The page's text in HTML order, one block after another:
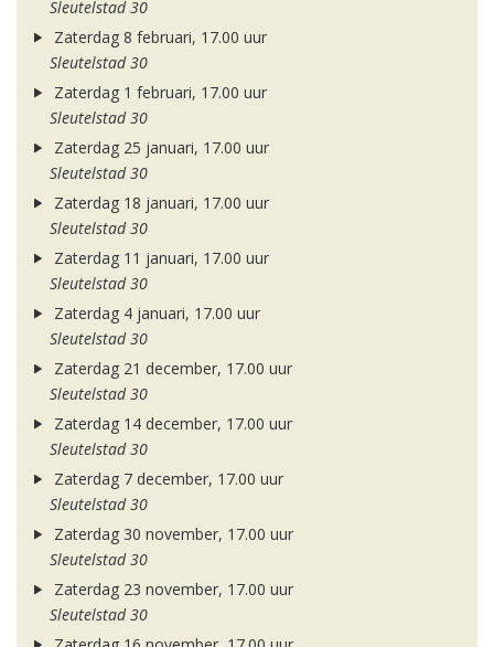
Sleutelstad 30
Zaterdag 8 februari, 17.00 uur
Sleutelstad 30
Zaterdag 1 februari, 17.00 uur
Sleutelstad 30
Zaterdag 25 januari, 17.00 uur
Sleutelstad 30
Zaterdag 18 januari, 17.00 uur
Sleutelstad 30
Zaterdag 11 januari, 17.00 uur
Sleutelstad 30
Zaterdag 4 januari, 17.00 uur
Sleutelstad 30
Zaterdag 21 december, 17.00 uur
Sleutelstad 30
Zaterdag 14 december, 17.00 uur
Sleutelstad 30
Zaterdag 7 december, 17.00 uur
Sleutelstad 30
Zaterdag 30 november, 17.00 uur
Sleutelstad 30
Zaterdag 23 november, 17.00 uur
Sleutelstad 30